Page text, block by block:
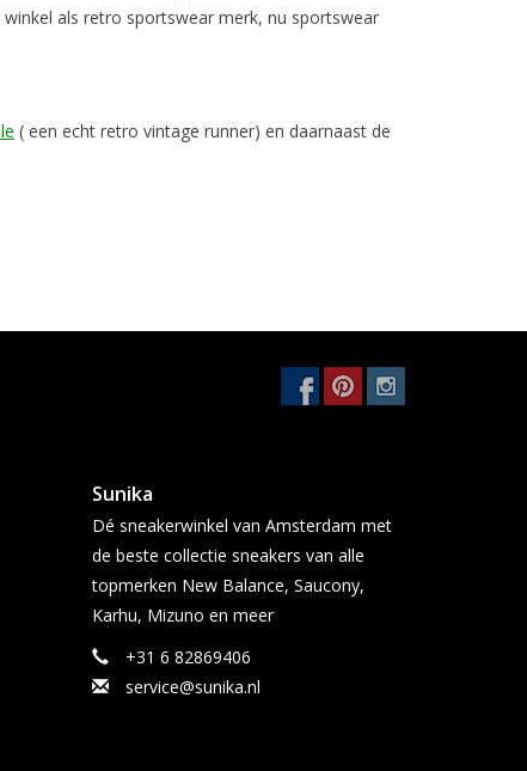
als retro sportswear merk, nu sportswear
( een echt retro vintage runner) en daarnaast de
Sunika
Dé sneakerwinkel van Amsterdam met
de beste collectie sneakers van alle
topmerken New Balance, Saucony,
Karhu, Mizuno en meer
+31 6 82869406
service@sunika.nl